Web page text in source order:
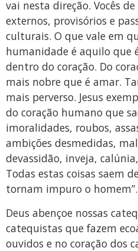
vai nesta direção. Vocês
externos, provisórios e
culturais. O que vale em
humanidade é aquilo que
dentro do coração. Do
mais nobre que é amar.
mais perverso. Jesus
do coração humano que
imoralidades, roubos,
ambições desmedidas,
devassidão, inveja,
Todas estas coisas saem
tornam impuro o homem”.
Deus abençoe nossas
catequistas que fazem
ouvidos e no coração dos